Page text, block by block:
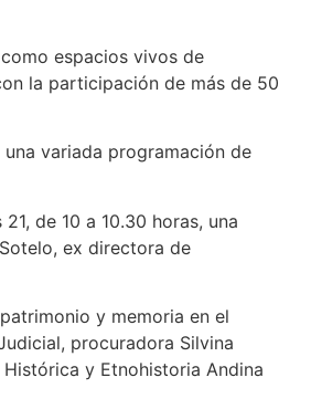
espacios vivos de
la participación de más de 50
variada programación de
de 10 a 10.30 horas, una
ex directora de
y memoria en el
procuradora Silvina
y Etnohistoria Andina